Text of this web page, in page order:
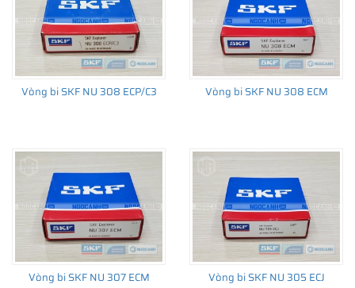
Vòng bi SKF NU 308 ECP/C3 Vòng bi SKF NU 308 ECM
Vòng bi SKF NU 307 ECM Vòng bi SKF NU 305 ECJ